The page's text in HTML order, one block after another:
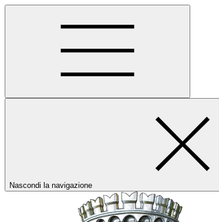
Nascondi la navigazione